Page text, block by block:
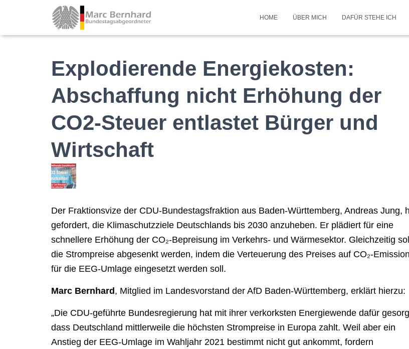
HOME ÜBER MICH DAFÜR STEHE ICH
Explodierende Energiekosten:
Abschaffung nicht Erhöhung der
CO2-Steuer entlastet Bürger und
Wirtschaft
Der Fraktionsvize der CDU-Bundestagsfraktion aus Baden-Württemberg, Andreas Jung,
gefordert, die Klimaschutzziele Deutschlands bis 2030 anzuheben. Er plädiert für eine
schnellere Erhöhung der CO₂-Bepreisung im Verkehrs- und Wärmesektor. Gleichzeitig
die Strompreise abgesenkt werden, indem die Verteuerung des Preises auf CO₂-
für die EEG-Umlage eingesetzt werden soll.
Marc Bernhard , Mitglied im Landesvorstand der AfD Baden-Württemberg, erklärt hierzu:
„Die CDU-geführte Bundesregierung hat mit ihrer verkorksten Energiewende dafür
dass Deutschland mittlerweile die höchsten Strompreise in Europa zahlt. Weil aber ein
Anstieg der EEG-Umlage im Wahljahr 2021 bestimmt nicht gut ankommt, fordern